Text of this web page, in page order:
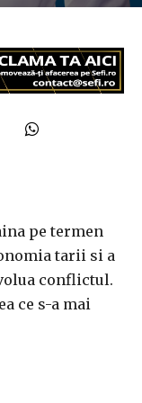
pe termen
tarii si a
conflictul.
ce s-a mai